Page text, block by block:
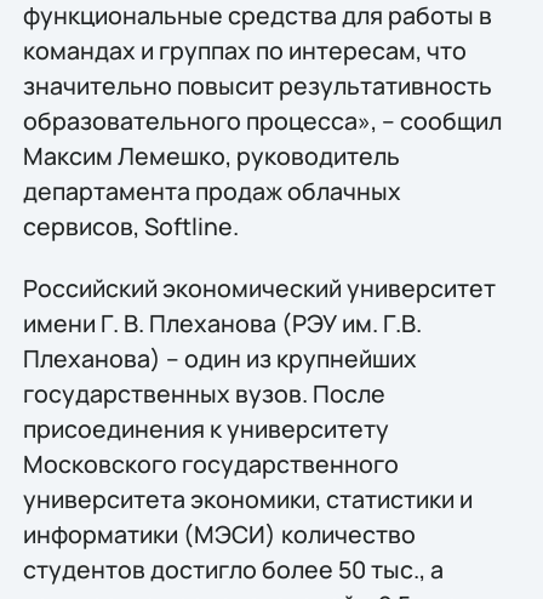
функциональные средства для работы в
командах и группах по интересам, что
значительно повысит результативность
образовательного процесса», – сообщил
Максим Лемешко, руководитель
департамента продаж облачных
сервисов, Softline.
Российский экономический университет
имени Г. В. Плеханова (РЭУ им. Г.В.
Плеханова) – один из крупнейших
государственных вузов. После
присоединения к университету
Московского государственного
университета экономики, статистики и
информатики (МЭСИ) количество
студентов достигло более 50 тыс., а